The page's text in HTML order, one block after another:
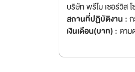
บริษัท พรีโม เซอร์วิส
สถานที่ปฏิบัติงาน :
เงินเดือน(บาท) :ตาม